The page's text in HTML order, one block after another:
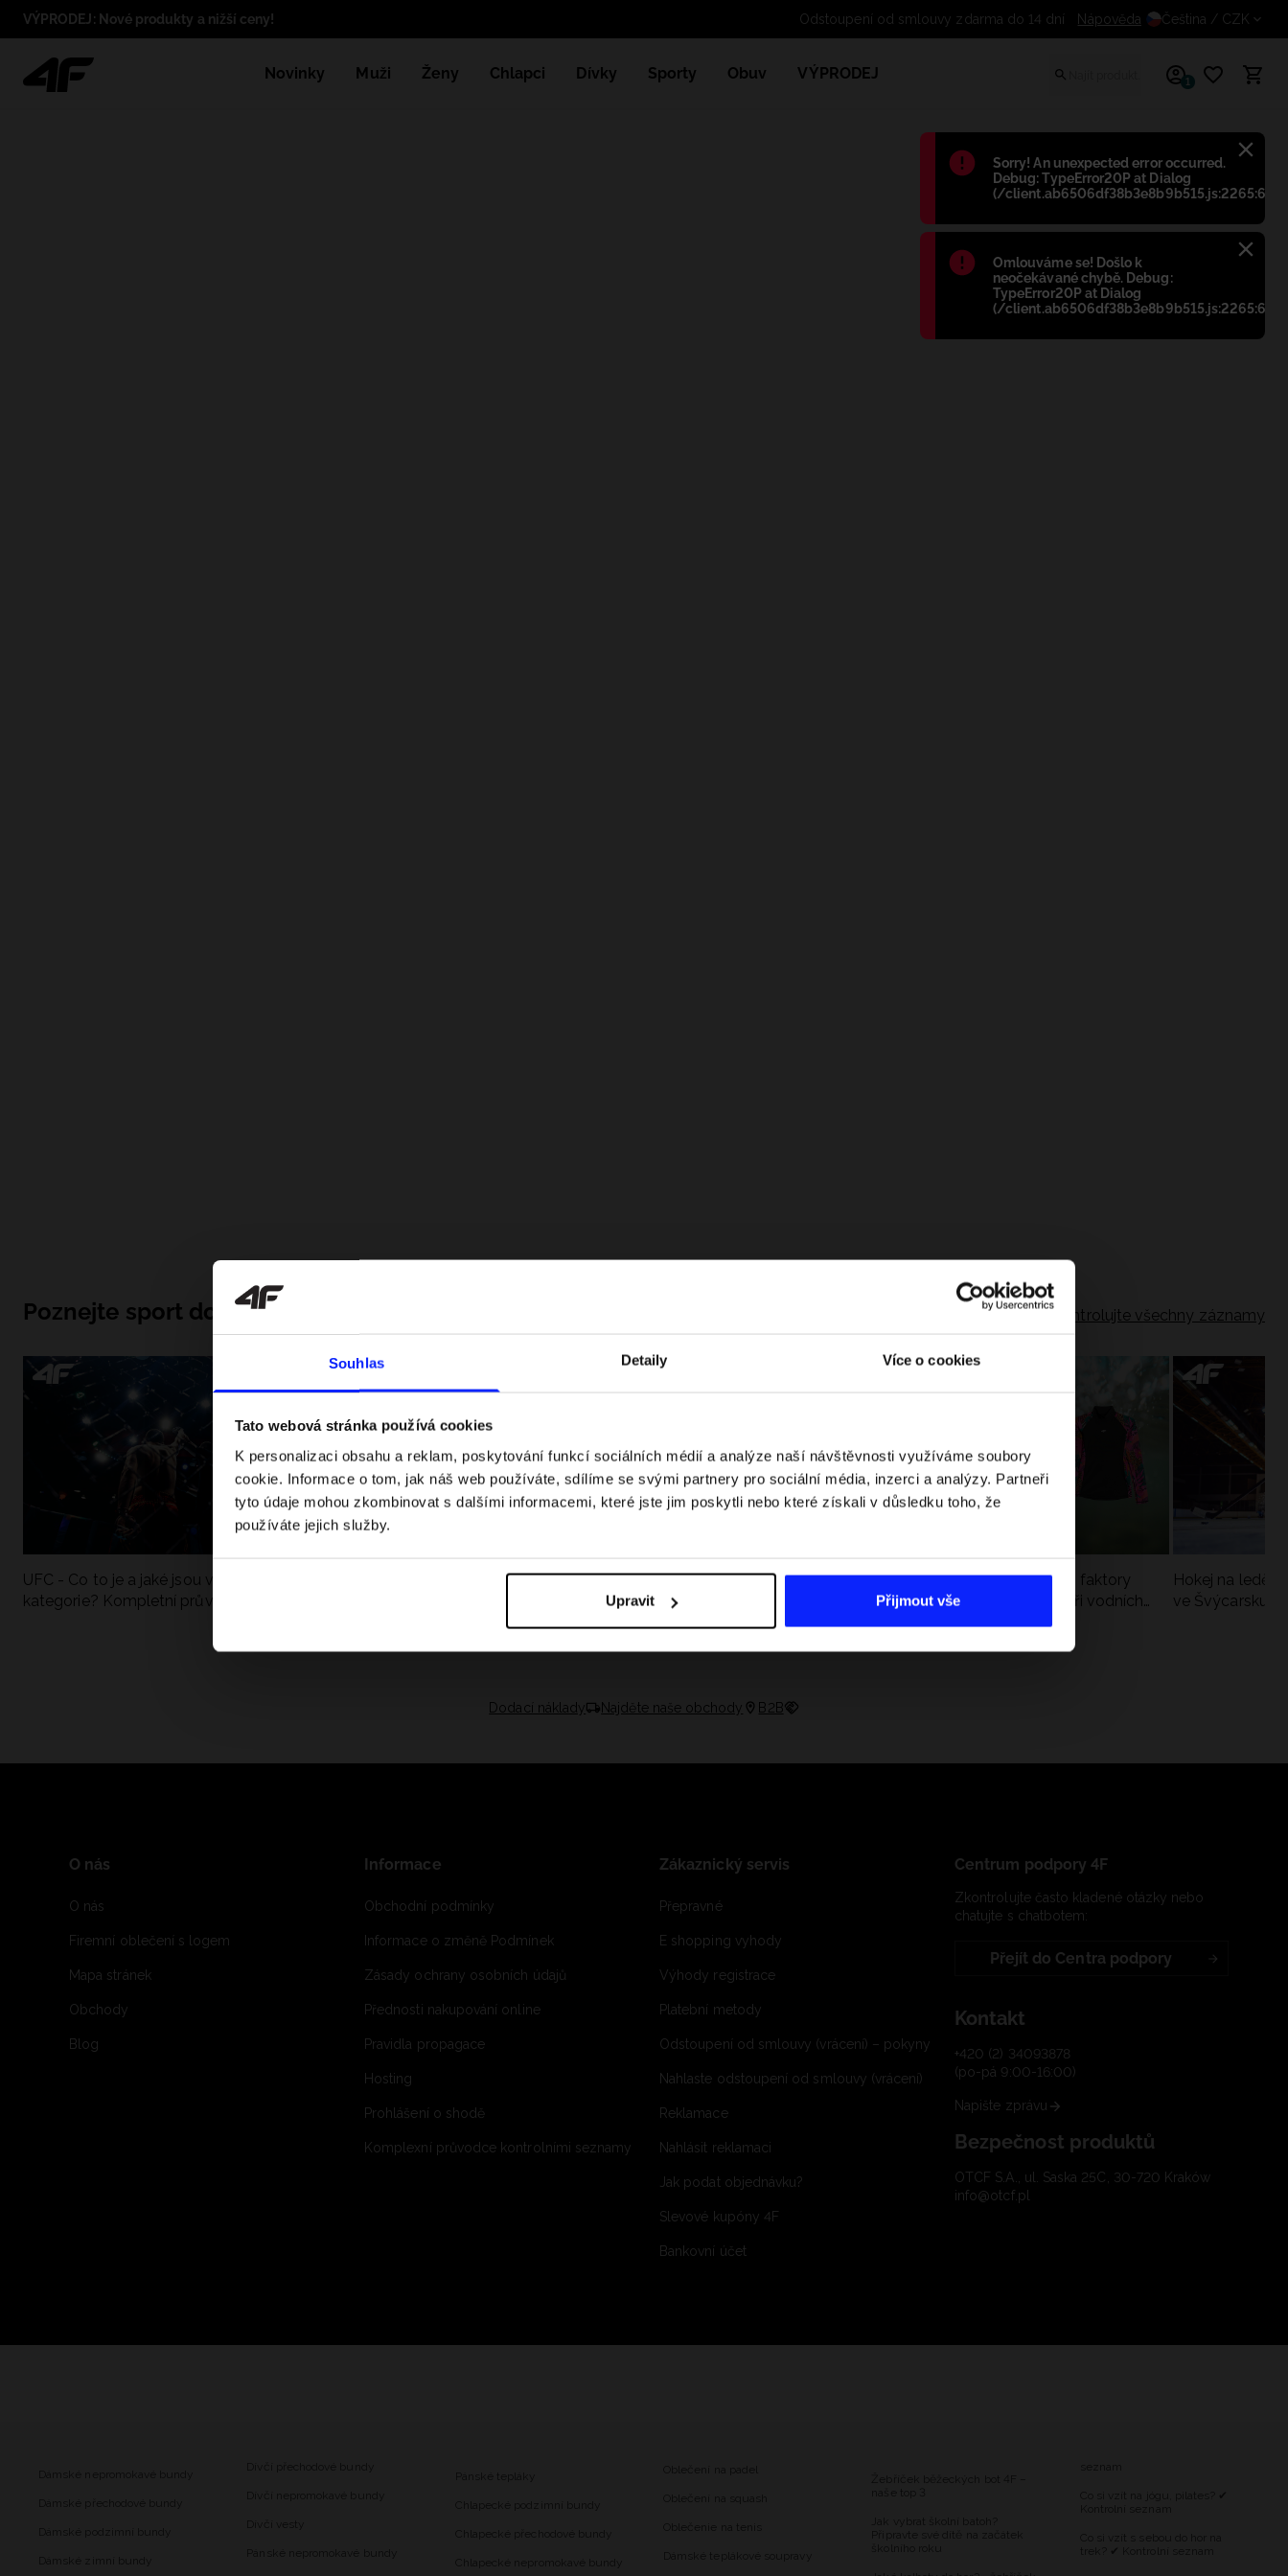
Souhlas Detaily Více o cookies
Tato webová stránka používá cookies
K personalizaci obsahu a reklam, poskytování funkcí sociálních médií a analýze naší návštěvnosti využíváme soubory
cookie. Informace o tom, jak náš web používáte, sdílíme se svými partnery pro sociální média, inzerci a analýzy. Partneři
tyto údaje mohou zkombinovat s dalšími informacemi, které jste jim poskytli nebo které získali v důsledku toho, že
používáte jejich služby.
Upravit Přijmout vše
Błąd:
Sorry! An unexpected error occurred.
Debug: TypeError20P at Dialog
(/client.ab6506df38b3e8b9b515.js:2265:698)
Błąd:
Omlouváme se! Došlo k
neočekávané chybě. Debug:
TypeError20P at Dialog
(/client.ab6506df38b3e8b9b515.js:2265:698)
VÝPRODEJ: Nové produkty a nižší ceny! Odstoupení od smlouvy zdarma do 14 dní
Nápověda Čeština / CZK
Novinky Muži Ženy Chlapci Dívky Sporty Obuv VÝPRODEJ 1
Poznejte sport do hloubky Zkontrolujte všechny záznamy
UFC - Co to je a jaké jsou váhové
kategorie? Kompletní průvodce
Formule 1 v kraťasech: pravidla, časy
Jak si sbalit batoh do letadla a
nepřekročit limity?
Slunce, vítr a voda: jak tyto faktory
zatěžují pokožku v létě a při vodních
sportech
Hokej na ledě
ve Švýcarsku.
Dodací náklady Najděte naše obchody B2B
O nás
O nás
Firemní oblečení s logem
Mapa stránek
Obchody
Blog
Informace
Obchodní podmínky
Informace o změně Podmínek
Zásady ochrany osobních údajů
Přednosti nakupování online
Pravidla propagace
Hosting
Prohlášení o shodě
Komplexní průvodce kontrolními seznamy
Zákaznický servis
Přepravné
E shopping vyhody
Výhody registrace
Platební metody
Odstoupení od smlouvy (vrácení) – pokyny
Nahlaste odstoupení od smlouvy (vrácení)
Reklamace
Nahlásit reklamaci
Jak podat objednávku?
Slevové kupóny 4F
Bankovní účet
Centrum podpory 4F
Zkontrolujte často kladené otázky nebo
chatujte s chatbotem:
Přejít do Centra podpory
Kontakt
+420 (2) 34093878
(po-pá 9:00-16:00)
Napište zprávu
Bezpečnost produktů
OTCF S.A., ul. Saska 25C, 30-720 Kraków
info@otcf.pl